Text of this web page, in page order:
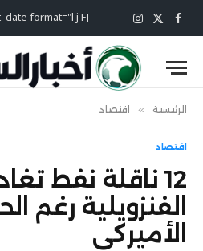
فيسبوك
X
(Twitter)
الانستغرام [current_date format="l j F"]
الرئيسية » اقتصاد
اقتصاد
12 ناقلة نفط
الفنزويلية رغم
الأميركي